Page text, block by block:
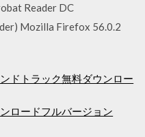
Reader DC
Mozilla Firefox 56.0.2
ドトラック無料ダウンロー
ロードフルバージョン